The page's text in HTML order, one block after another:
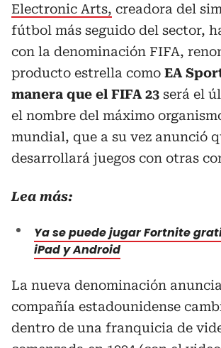
Electronic Arts, creadora del
fútbol más seguido del sector,
con la denominación FIFA,
producto estrella como EA
manera que el FIFA 23 será el
el nombre del máximo
mundial, que a su vez anunció
desarrollará juegos con otras
Lea más:
Ya se puede jugar Fortnite
iPad y Android
La nueva denominación
compañía estadounidense
dentro de una franquicia de